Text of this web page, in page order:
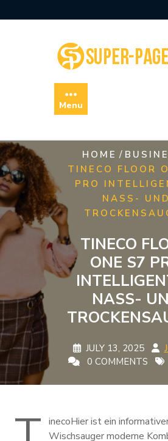
to
Menu
HOME /
TINECO FLOOR
PRO
NASS- UND
TINECO
ONE S7
NASS-
JULY 13, 2025
0 COMMENTS
inecoHier ist ein
Wischsauger moderne